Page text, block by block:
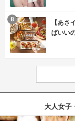
【あ
ばいい
8
大人女子